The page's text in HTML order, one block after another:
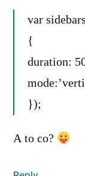
var
{
duration:
});
A to co?